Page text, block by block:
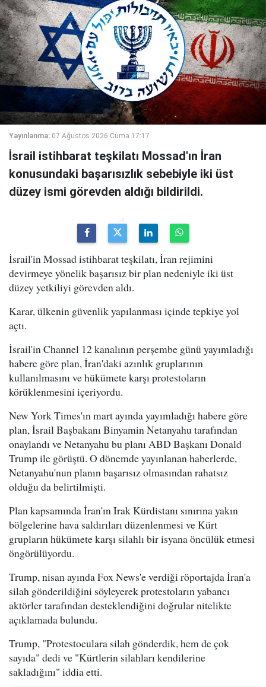
Yayınlanma: 07 Ağustos 2026 Cuma 17:17
İsrail istihbarat teşkilatı Mossad'ın İran
konusundaki başarısızlık sebebiyle iki üst
düzey ismi görevden aldığı bildirildi.
İsrail'in Mossad istihbarat teşkilatı, İran rejimini
devirmeye yönelik başarısız bir plan nedeniyle iki üst
düzey yetkiliyi görevden aldı.
Karar, ülkenin güvenlik yapılanması içinde tepkiye yol
açtı.
İsrail'in Channel 12 kanalının perşembe günü yayımladığı
habere göre plan, İran'daki azınlık gruplarının
kullanılmasını ve hükümete karşı protestoların
körüklenmesini içeriyordu.
New York Times'ın mart ayında yayımladığı habere göre
plan, İsrail Başbakanı Binyamin Netanyahu tarafından
onaylandı ve Netanyahu bu planı ABD Başkanı Donald
Trump ile görüştü. O dönemde yayınlanan haberlerde,
Netanyahu'nun planın başarısız olmasından rahatsız
olduğu da belirtilmişti.
Plan kapsamında İran'ın Irak Kürdistanı sınırına yakın
bölgelerine hava saldırıları düzenlenmesi ve Kürt
grupların hükümete karşı silahlı bir isyana öncülük etmesi
öngörülüyordu.
Trump, nisan ayında Fox News'e verdiği röportajda İran'a
silah gönderildiğini söyleyerek protestoların yabancı
aktörler tarafından desteklendiğini doğrular nitelikte
açıklamada bulundu.
Trump, "Protestoculara silah gönderdik, hem de çok
sayıda" dedi ve "Kürtlerin silahları kendilerine
sakladığını" iddia etti.